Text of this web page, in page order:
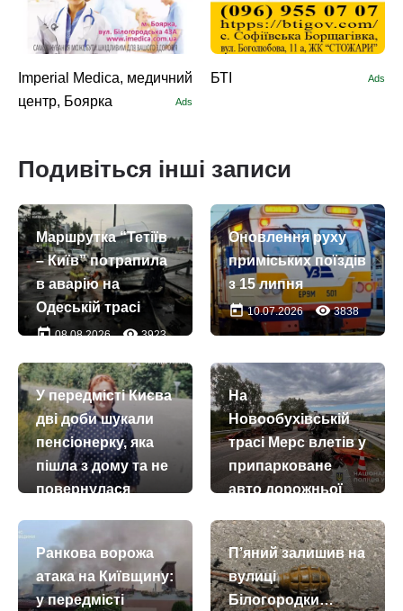
Imperial Medica, медичний
центр, Боярка
Ads
БТІ Ads
Подивіться інші записи
Маршрутка “Тетіїв
– Київ” потрапила
в аварію на
Одеській трасі
today08.08.2026 remove_red_eye3923
Оновлення руху
приміських поїздів
з 15 липня
today10.07.2026 remove_red_eye3838
У передмісті Києва
дві доби шукали
пенсіонерку, яка
пішла з дому та не
повернулася
На
Новообухівській
трасі Мерс влетів у
припарковане
авто дорожньої
today07.07.2026 remove_red_eye271
Ранкова ворожа
атака на Київщину:
у передмісті
П’яний залишив на
вулиці
Білогородки…